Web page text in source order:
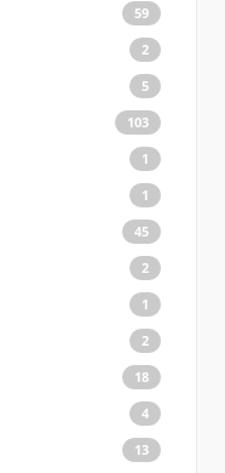
59
2
5
103
1
1
45
2
1
2
18
4
13